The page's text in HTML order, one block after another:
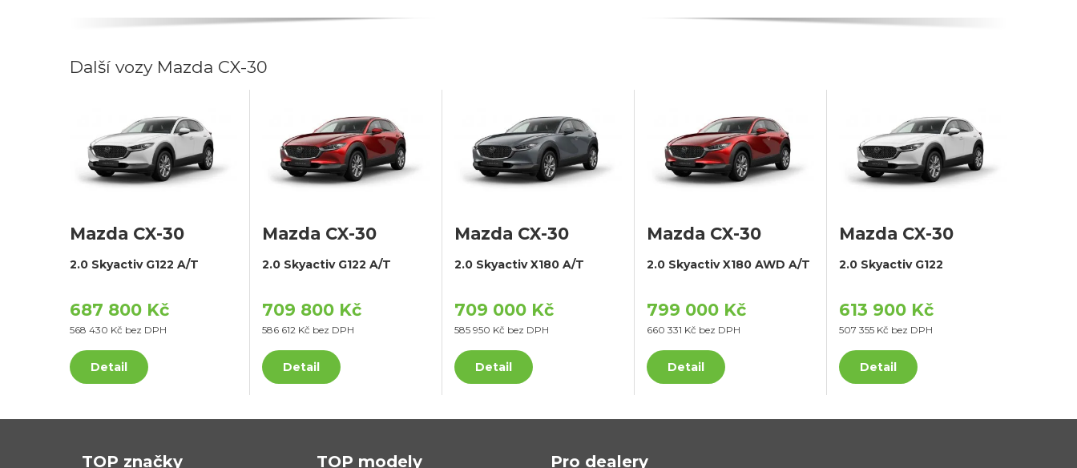
Další vozy Mazda CX-30
Mazda CX-30
2.0 Skyactiv G122 A/T
687 800 Kč
568 430 Kč bez DPH
Detail
Mazda CX-30
2.0 Skyactiv G122 A/T
709 800 Kč
586 612 Kč bez DPH
Detail
Mazda CX-30
2.0 Skyactiv X180 A/T
709 000 Kč
585 950 Kč bez DPH
Detail
Mazda CX-30
2.0 Skyactiv X180 AWD A/T
799 000 Kč
660 331 Kč bez DPH
Detail
Mazda CX-30
2.0 Skyactiv G122
613 900 Kč
507 355 Kč bez DPH
Detail
TOP značky TOP modely Pro dealery